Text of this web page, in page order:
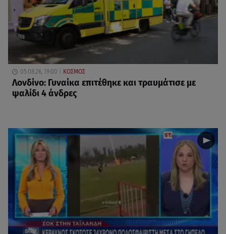
05.08.26, 19:00 ΚΟΣΜΟΣ
Λονδίνο: Γυναίκα επιτέθηκε και τραυμάτισε με
ψαλίδι 4 άνδρες